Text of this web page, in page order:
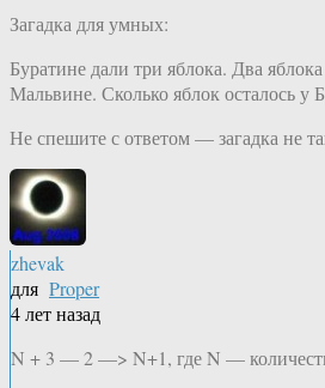
Загадка для умных:
Буратине дали три яблока. Два
Мальвине. Сколько яблок осталось у
Не спешите с ответом — загадка не
zhevak
для Proper
4 лет назад
N + 3 — 2 —> N+1, где N —